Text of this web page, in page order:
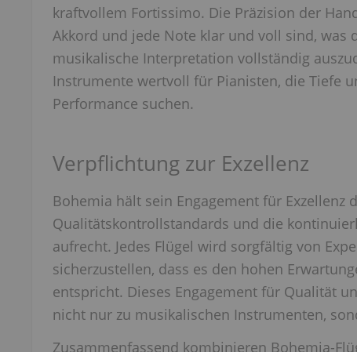
kraftvollem Fortissimo. Die Präzision der
Akkord und jede Note klar und voll sind, was
musikalische Interpretation vollständig
Instrumente wertvoll für Pianisten, die Tiefe
Performance suchen.
Verpflichtung zur Exzellenz
Bohemia hält sein Engagement für Exzellenz
Qualitätskontrollstandards und die
aufrecht. Jedes Flügel wird sorgfältig von
sicherzustellen, dass es den hohen
entspricht. Dieses Engagement für Qualität
nicht nur zu musikalischen Instrumenten,
Zusammenfassend kombinieren Bohemia-